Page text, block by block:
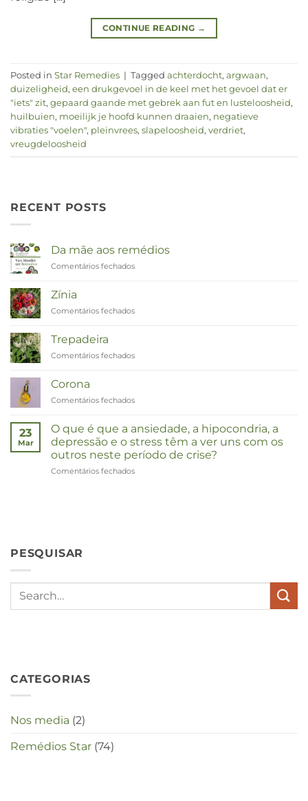
CONTINUE READING →
Posted in Star Remedies | Tagged achterdocht, argwaan,
duizeligheid, een drukgevoel in de keel met het gevoel dat er
"iets" zit, gepaard gaande met gebrek aan fut en lusteloosheid,
huilbuien, moeilijk je hoofd kunnen draaien, negatieve
vibraties "voelen", pleinvrees, slapeloosheid, verdriet,
vreugdeloosheid
RECENT POSTS
Da mãe aos remédios
Comentários fechados
Zínia
Comentários fechados
Trepadeira
Comentários fechados
Corona
Comentários fechados
23
Mar
O que é que a ansiedade, a hipocondria, a
depressão e o stress têm a ver uns com os
outros neste período de crise?
Comentários fechados
in
PESQUISAR
CATEGORIAS
Nos media (2)
Remédios Star (74)